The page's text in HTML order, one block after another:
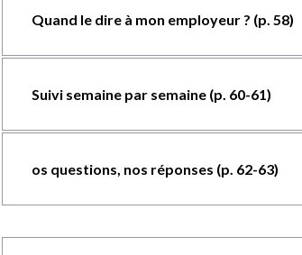
Quand le dire à mon employeur ? (p. 58)
Suivi semaine par semaine (p. 60-61)
os questions, nos réponses (p. 62-63)